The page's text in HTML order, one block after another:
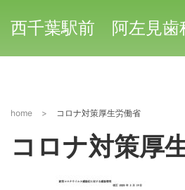
西千葉駅前 阿左見歯
home > コロナ対策厚生労働省
コロナ対策厚